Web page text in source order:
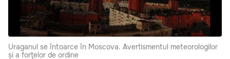
Uraganul se întoarce în Moscova. Avertismentul meteorologilor
și a forţelor de ordine